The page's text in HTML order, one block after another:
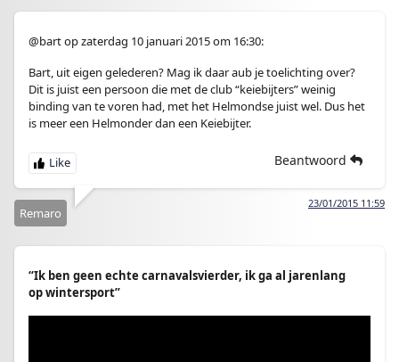
@bart op zaterdag 10 januari 2015 om 16:30:
Bart, uit eigen gelederen? Mag ik daar aub je toelichting over?
Dit is juist een persoon die met de club “keiebijters” weinig
binding van te voren had, met het Helmondse juist wel. Dus het
is meer een Helmonder dan een Keiebijter.
Beantwoord
23/01/2015 11:59
Remaro
“Ik ben geen echte carnavalsvierder, ik ga al jarenlang
op wintersport”